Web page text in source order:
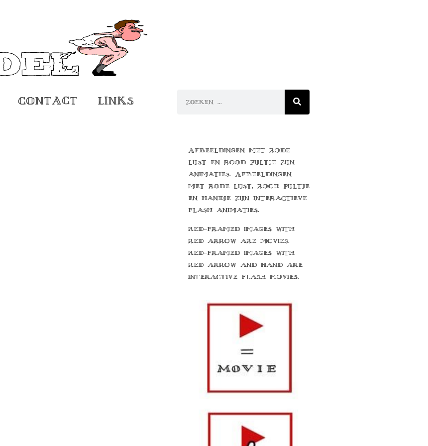
Contact Links
Afbeeldingen met rode
lijst en rood pijltje zijn
animaties. Afbeeldingen
met rode lijst, rood pijltje
en handje zijn interactieve
flash animaties.
Red-framed images with
red arrow are movies.
Red-framed images with
red arrow and hand are
interactive flash movies.